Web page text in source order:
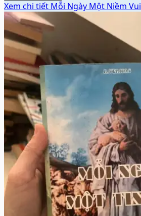
Xem chi tiết Mỗi Ngày Một Niềm Vui